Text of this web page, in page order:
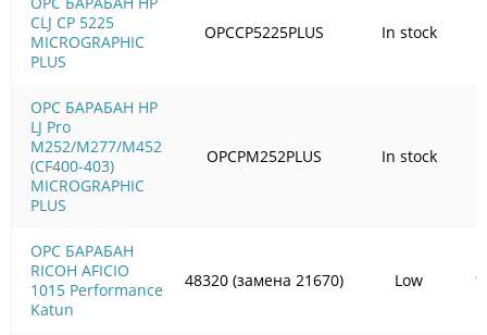
CLJ CP 5225
MICROGRAPHIC
PLUS
OPC БАРАБАН HP
LJ Pro
M252/M277/M452
(CF400-403)
MICROGRAPHIC
PLUS
OPC БАРАБАН
RICOH AFICIO
1015 Performance
Katun
OPCCP5225PLUS In stock
OPCPM252PLUS In stock
48320 (замена 21670) Low 1